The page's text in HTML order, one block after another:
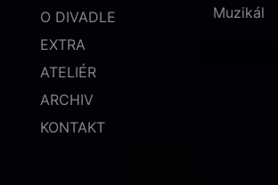
O DIVADLE
EXTRA
ATELIÉR
ARCHIV
KONTAKT
Muzikál